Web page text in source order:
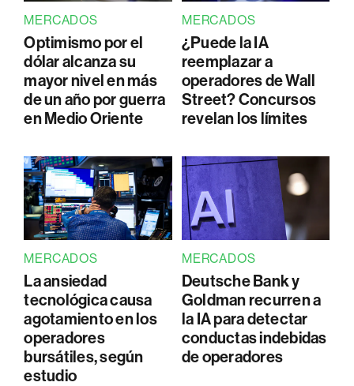
MERCADOS
Optimismo por el
dólar alcanza su
mayor nivel en más
de un año por guerra
en Medio Oriente
MERCADOS
¿Puede la IA
reemplazar a
operadores de Wall
Street? Concursos
revelan los límites
MERCADOS
La ansiedad
tecnológica causa
agotamiento en los
operadores
bursátiles, según
estudio
MERCADOS
Deutsche Bank y
Goldman recurren a
la IA para detectar
conductas indebidas
de operadores